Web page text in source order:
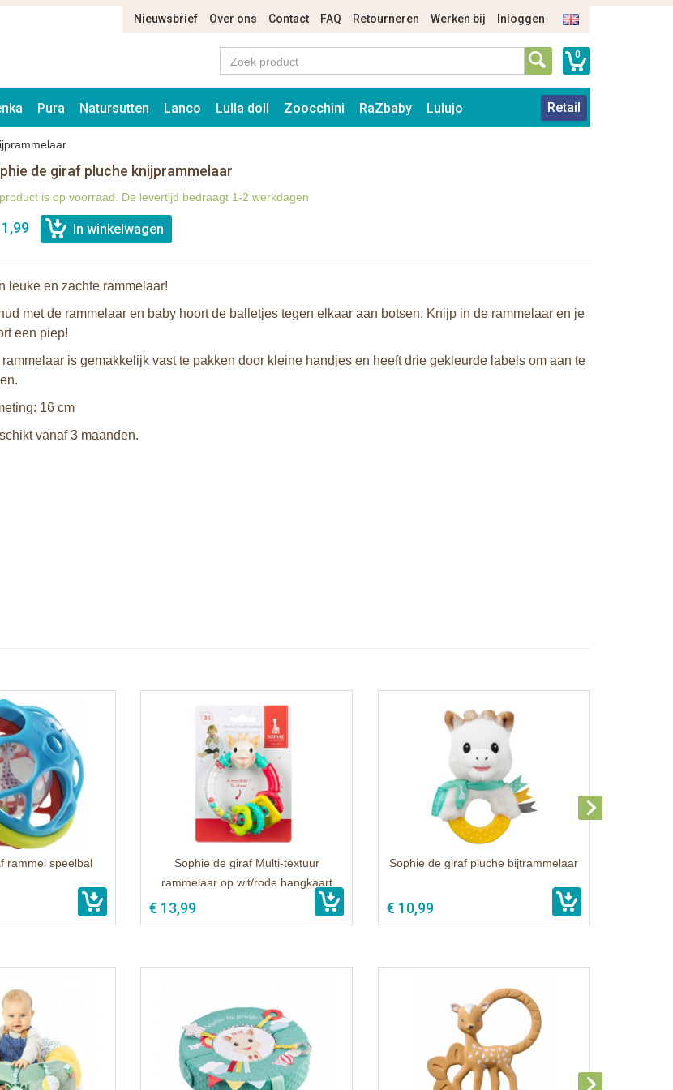
Nieuwsbrief Over ons Contact FAQ Retourneren Werken bij Inloggen
0
Pura Natursutten Lanco Lulla doll Zoocchini RaZbaby Lulujo Retail
de giraf pluche knijprammelaar
is op voorraad. De levertijd bedraagt 1-2 werkdagen
leuke en zachte rammelaar!
met de rammelaar en baby hoort de balletjes tegen elkaar aan botsen. Knijp in de rammelaar en je
een piep!
rammelaar is gemakkelijk vast te pakken door kleine handjes en heeft drie gekleurde labels om aan te
16 cm
vanaf 3 maanden.
rammel speelbal
Sophie de giraf Multi-textuur
rammelaar op wit/rode hangkaart
€ 13,99
Sophie de giraf pluche bijtrammelaar
€ 10,99